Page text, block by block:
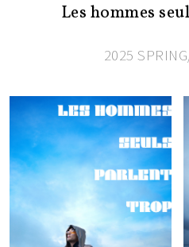
Les hommes
2025